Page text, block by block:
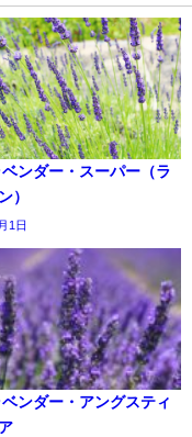
ンダー・スーパー（ラ
）
1日
ンダー・アングスティ